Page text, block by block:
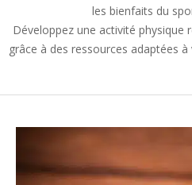
les bienfaits du
Développez une activité physique
grâce à des ressources adaptées